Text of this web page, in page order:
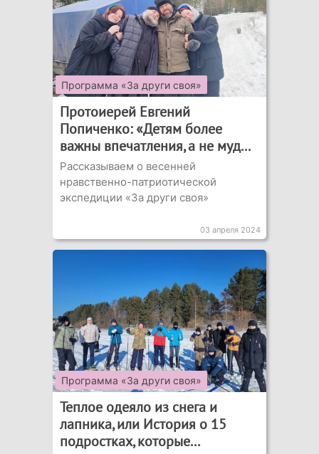
Программа «За други своя»
Протоиерей Евгений
Попиченко: «Детям более
важны впечатления, а не муд...
Рассказываем о весенней
нравственно-патриотической
экспедиции «За други своя»
03 апреля 2024
Программа «За други своя»
Теплое одеяло из снега и
лапника, или История о 15
подростках, которые...